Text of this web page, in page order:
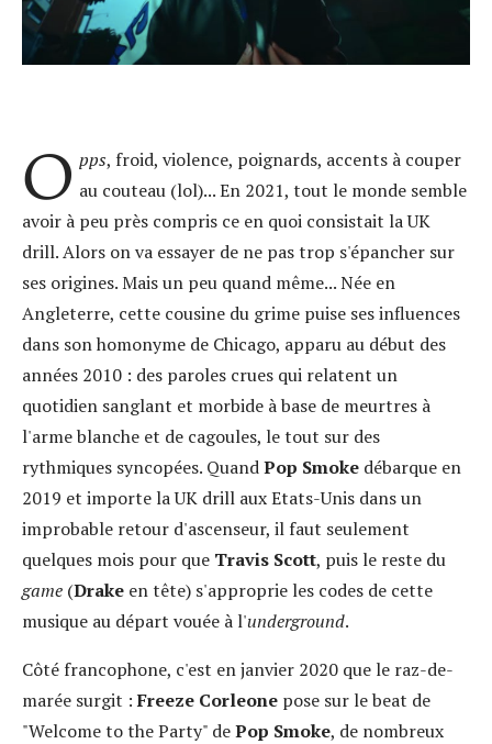
O pps, froid, violence, poignards, accents à couper
au couteau (lol)... En 2021, tout le monde semble
avoir à peu près compris ce en quoi consistait la UK
drill. Alors on va essayer de ne pas trop s'épancher sur
ses origines. Mais un peu quand même... Née en
Angleterre, cette cousine du grime puise ses influences
dans son homonyme de Chicago, apparu au début des
années 2010 : des paroles crues qui relatent un
quotidien sanglant et morbide à base de meurtres à
l'arme blanche et de cagoules, le tout sur des
rythmiques syncopées. QuandPop Smoke débarque en
2019 et importe la UK drill aux Etats-Unis dans un
improbable retour d'ascenseur, il faut seulement
quelques mois pour que Travis Scott, puis le reste du
game (Drake en tête) s'approprie les codes de cette
musique au départ vouée à l'underground.
Côté francophone, c'est en janvier 2020 que le raz-de-
marée surgit :Freeze Corleone pose sur le beat de
"Welcome to the Party" dePop Smoke, de nombreux